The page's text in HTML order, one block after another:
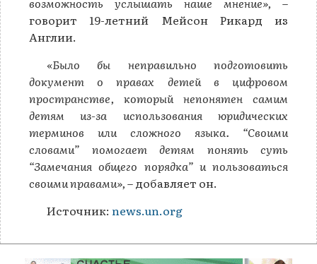
говорит 19-летний Мейсон Рикард из
Англии.
«Было бы неправильно подготовить
документ о правах детей в цифровом
пространстве, который непонятен самим
детям из-за использования юридических
терминов или сложного языка. “Своими
словами” помогает детям понять суть
“Замечания общего порядка” и пользоваться
своими правами»,– добавляет он.
Источник: news.un.org